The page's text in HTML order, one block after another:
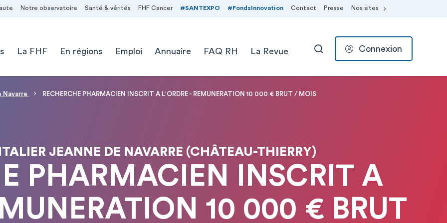
Notre observatoire Santé & vérités FHF Cancer #SANTEXPO #FondsInnovation Contact Presse Nos sites
La FHF En régions Emploi Annuaire FAQ RH La Revue RECHERCHER
Connexion
Navarre RECHERCHE PHARMACIEN INSCRIT A L'ORDRE - REMUNERATION 10 000 € BRUT / MOIS
JEANNE DE NAVARRE (CHÂTEAU-THIERRY)
PHARMACIEN INSCRIT A
10 000 € BRUT